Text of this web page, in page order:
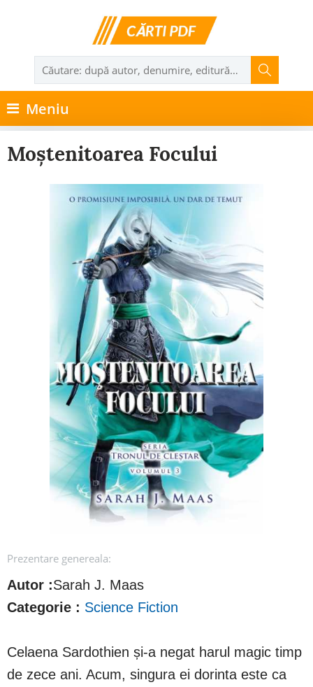
Meniu
Moștenitoarea Focului
Prezentare genereala:
Autor :Sarah J. Maas
Categorie : Science Fiction
Celaena Sardothien și-a negat harul magic timp
de zece ani. Acum, singura ei dorinta este ca